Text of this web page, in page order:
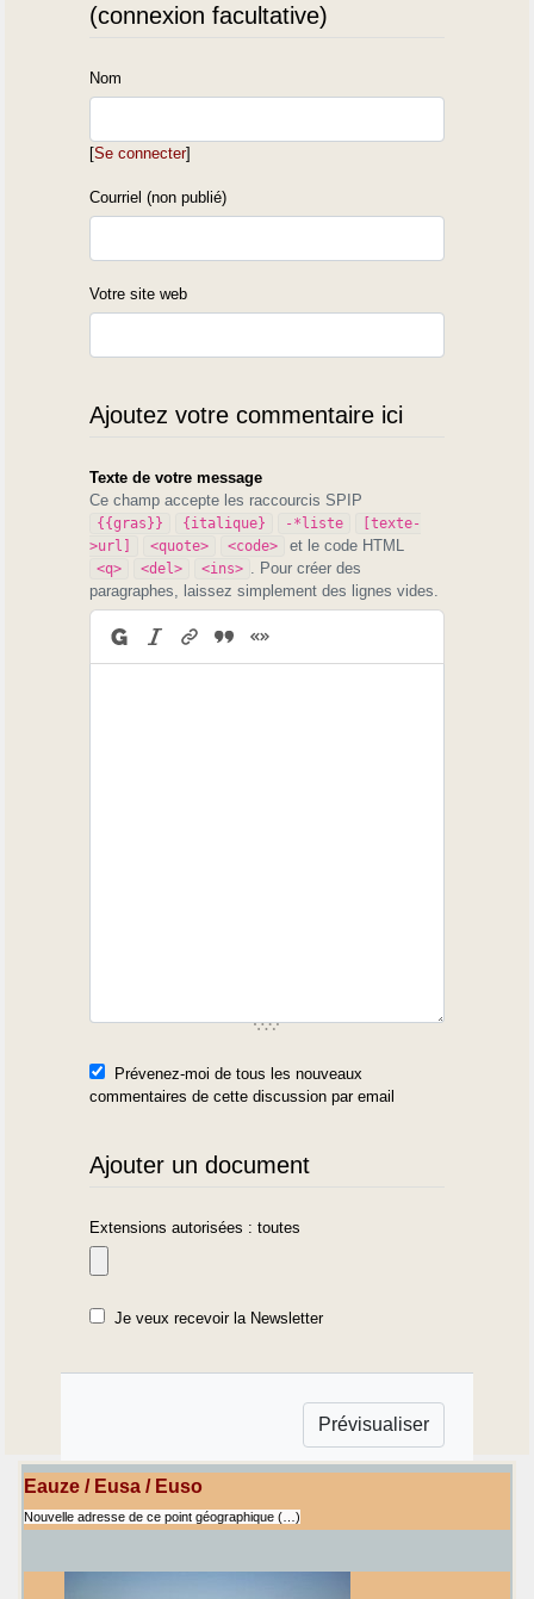
(connexion facultative)
Nom
[Se connecter]
Courriel (non publié)
Votre site web
Ajoutez votre commentaire ici
Texte de votre message
Ce champ accepte les raccourcis SPIP
{{gras}} {italique} -*liste
[texte-
>url]
<quote> <code> et le code HTML
<q> <del> <ins>
. Pour créer des
paragraphes, laissez simplement des lignes vides.
Prévenez-moi de tous les nouveaux
commentaires de cette discussion par email
Ajouter un document
Extensions autorisées : toutes
Je veux recevoir la Newsletter
Eauze / Eusa / Euso
Nouvelle adresse de ce point géographique (…)